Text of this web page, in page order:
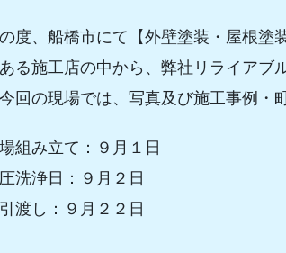
度、船橋市にて【外壁塗装・屋根塗
る施工店の中から、弊社リライアブ
回の現場では、写真及び施工事例・
組み立て：９月１日
洗浄日：９月２日
渡し：９月２２日